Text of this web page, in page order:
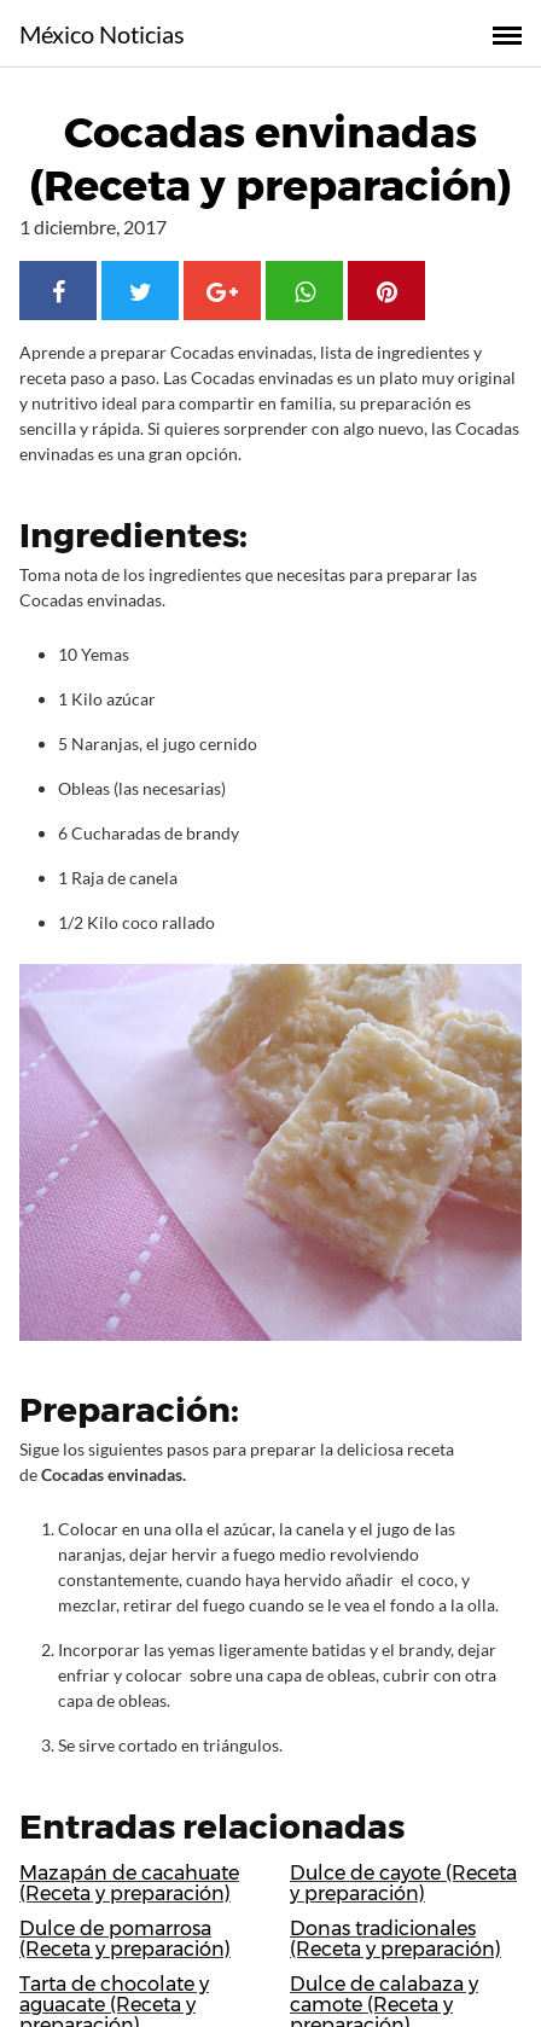
l
México Noticias
Cocadas envinadas
(Receta y preparación)
1 diciembre, 2017
Aprende a preparar Cocadas envinadas, lista de ingredientes y
receta paso a paso. Las Cocadas envinadas es un plato muy original
y nutritivo ideal para compartir en familia, su preparación es
sencilla y rápida. Si quieres sorprender con algo nuevo, las Cocadas
envinadas es una gran opción.
Ingredientes:
Toma nota de los ingredientes que necesitas para preparar las
Cocadas envinadas.
10 Yemas
1 Kilo azúcar
5 Naranjas, el jugo cernido
Obleas (las necesarias)
6 Cucharadas de brandy
1 Raja de canela
1/2 Kilo coco rallado
Preparación:
Sigue los siguientes pasos para preparar la deliciosa receta
deCocadas envinadas.
Colocar en una olla el azúcar, la canela y el jugo de las
naranjas, dejar hervir a fuego medio revolviendo
constantemente, cuando haya hervido añadir el coco, y
mezclar, retirar del fuego cuando se le vea el fondo a la olla.
Incorporar las yemas ligeramente batidas y el brandy, dejar
enfriar y colocar sobre una capa de obleas, cubrir con otra
capa de obleas.
Se sirve cortado en triángulos.
Entradas relacionadas
Mazapán de cacahuate
(Receta y preparación)
Dulce de cayote (Receta
y preparación)
Dulce de pomarrosa
(Receta y preparación)
Donas tradicionales
(Receta y preparación)
Tarta de chocolate y
aguacate (Receta y
Dulce de calabaza y
camote (Receta y